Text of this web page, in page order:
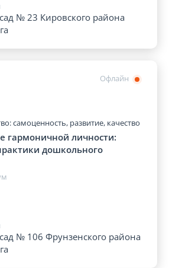
№ 23 Кировского района
Офлайн
самоценность, развитие, качество
гармоничной личности:
дошкольного
№ 106 Фрунзенского района